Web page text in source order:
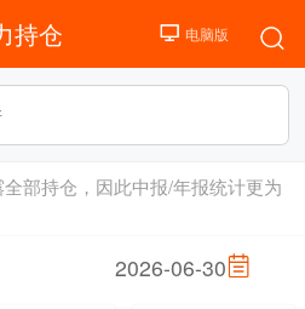
持仓
部持仓，因此中报/年报统计更为
2026-06-30